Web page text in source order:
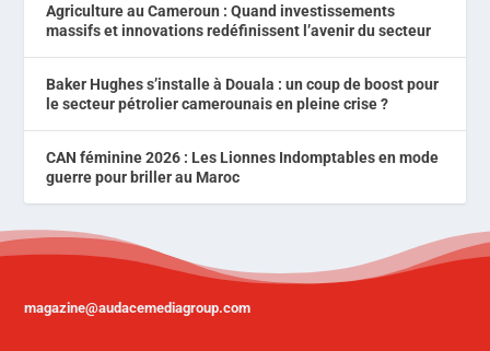
Agriculture au Cameroun : Quand investissements
massifs et innovations redéfinissent l’avenir du secteur
Baker Hughes s’installe à Douala : un coup de boost pour
le secteur pétrolier camerounais en pleine crise ?
CAN féminine 2026 : Les Lionnes Indomptables en mode
guerre pour briller au Maroc
magazine@audacemediagroup.com